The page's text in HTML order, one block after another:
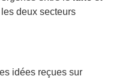
les deux secteurs
idées reçues sur